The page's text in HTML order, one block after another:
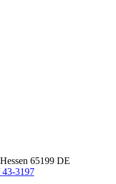
Hessen 65199 DE
3197